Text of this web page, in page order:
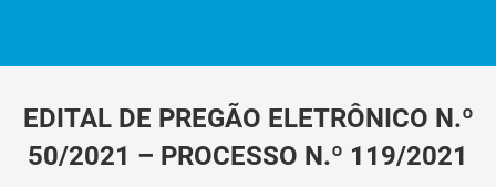
EDITAL DE PREGÃO ELETRÔNICO N.º
50/2021 – PROCESSO N.º 119/2021